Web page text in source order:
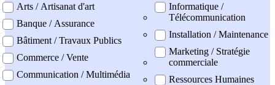
Arts / Artisanat d'art
Banque / Assurance
Bâtiment / Travaux Publics
Commerce / Vente
Communication / Multimédia
Informatique /
Télécommunication
Installation / Maintenance
Marketing / Stratégie
commerciale
Ressources Humaines